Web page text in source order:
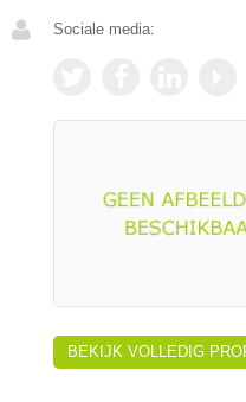
Sociale media:
BEKIJK VOLLEDIG